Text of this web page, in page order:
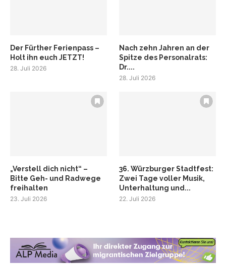
Der Fürther Ferienpass –
Holt ihn euch JETZT!
28. Juli 2026
Nach zehn Jahren an der
Spitze des Personalrats:
Dr....
28. Juli 2026
„Verstell dich nicht“ –
Bitte Geh- und Radwege
freihalten
23. Juli 2026
36. Würzburger Stadtfest:
Zwei Tage voller Musik,
Unterhaltung und...
22. Juli 2026